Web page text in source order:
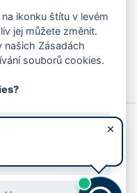
a sportovní akce?
o používání cookies
ikonku štítu v levém
jej můžete změnit.
našich Zásadách
souborů cookies.